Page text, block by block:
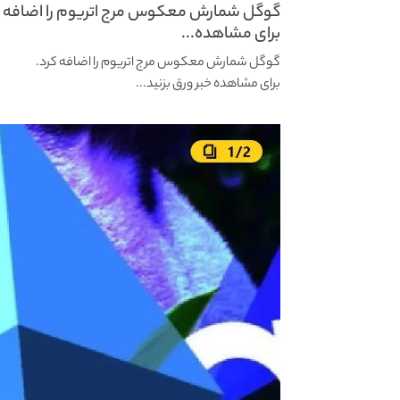
گوگل شمارش معکوس مرج اتریوم را اضافه
برای مشاهده...
گوگل شمارش معکوس مرج اتریوم را اضافه کرد.
برای مشاهده خبر ورق بزنید...